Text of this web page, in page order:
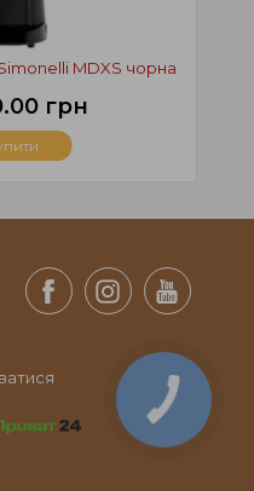
MDXS чорна
грн
КНОПКА
СВЯЗИ